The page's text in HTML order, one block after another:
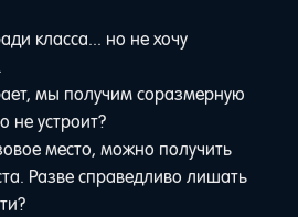
класса... но не хочу
мы получим соразмерную
не устроит?
место, можно получить
Разве справедливо лишать